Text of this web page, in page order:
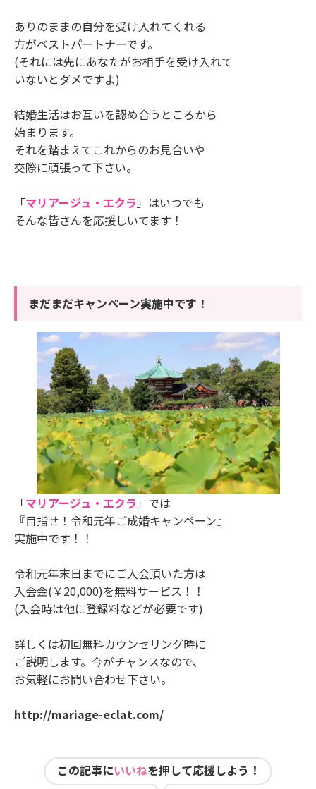
ありのままの自分を受け入れてくれる
方がベストパートナーです。
(それには先にあなたがお相手を受け入れて
いないとダメですよ)
結婚生活はお互いを認め合うところから
始まります。
それを踏まえてこれからのお見合いや
交際に頑張って下さい。
「マリアージュ・エクラ 」はいつでも
そんな皆さんを応援しいてます！
まだまだキャンペーン実施中です！
「マリアージュ・エクラ 」では
『目指せ！令和元年ご成婚キャンペーン』
実施中です！！
令和元年末日までにご入会頂いた方は
入会金(￥20,000)を無料サービス！！
(入会時は他に登録料などが必要です)
詳しくは初回無料カウンセリング時に
ご説明します。今がチャンスなので、
お気軽にお問い合わせ下さい。
http://mariage-eclat.com/
この記事にいいねを押して応援しよう！